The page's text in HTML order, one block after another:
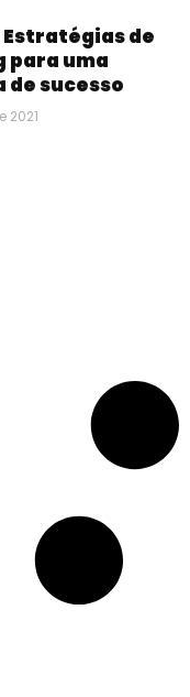
de
para uma
de sucesso
2021